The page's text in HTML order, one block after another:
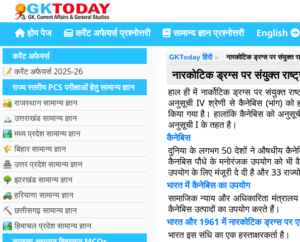
होम पेज करेंट अफेयर्स प्रश्नोत्तरी सामान्य ज्ञान प्रश्नोत्तरी English
करेंट अफेयर्स
📝 करेंट अफेयर्स 2025-26
राज्य स्तरीय PCS परीक्षाओं हेतु सामान्य ज्ञान
🏜️ राजस्थान सामान्य ज्ञान
🏔️ उत्तराखंड सामान्य ज्ञान
🏞️ मध्य प्रदेश सामान्य ज्ञान
🌾 बिहार सामान्य ज्ञान
🏯 उत्तर प्रदेश सामान्य ज्ञान
🌳 झारखंड सामान्य ज्ञान
🚜 हरियाणा सामान्य ज्ञान
⛏️ छत्तीसगढ़ सामान्य ज्ञान
🏞️ हिमाचल प्रदेश सामान्य ज्ञान
GKToday हिंदी नारकोटिक ड्रग्स पर संयुक्त
नारकोटिक ड्रग्स पर संयुक्त
हाल ही में नार्कोटिक ड्रग्स पर संयुक्त
अनुसूची IV श्रेणी से कैनेबिस (भांग) को
किया गया है। हालांकि कैनेबिस को
अनुसूची I के तहत है।
कैनेबिस
दुनिया के लगभग 50 देशों ने औषधीय
कैनबिस पौधे के मनोरंजक उपयोग को भी
उपयोग के लिए मंजूरी दे दी है और 33
भारत में कैनेबिस का उपयोग
सामाजिक न्याय और अधिकारिता
कैनेबिस उत्पादों का उपयोग करते हैं।
भारत और 1961 में नारकोटिक ड्रग्स पर
भारत इस संधि का एक हस्ताक्षरकर्ता है।